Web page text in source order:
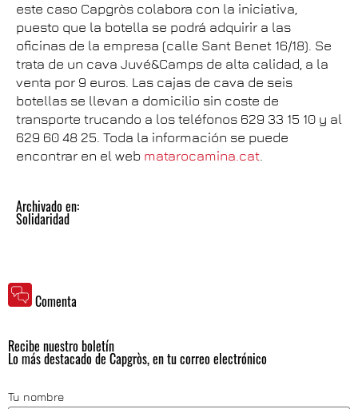
este caso Capgròs colabora con la iniciativa,
puesto que la botella se podrá adquirir a las
oficinas de la empresa (calle Sant Benet 16/18). Se
trata de un cava Juvé&Camps de alta calidad, a la
venta por 9 euros. Las cajas de cava de seis
botellas se llevan a domicilio sin coste de
transporte trucando a los teléfonos 629 33 15 10 y al
629 60 48 25. Toda la información se puede
encontrar en el web matarocamina.cat.
Archivado en:
Solidaridad
Comenta
Recibe nuestro boletín
Lo más destacado de Capgròs, en tu correo electrónico
Tu nombre